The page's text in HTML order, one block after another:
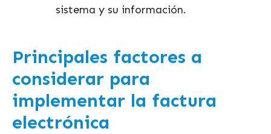
sistema y su información.
Principales factores a
considerar para
implementar la factura
electrónica